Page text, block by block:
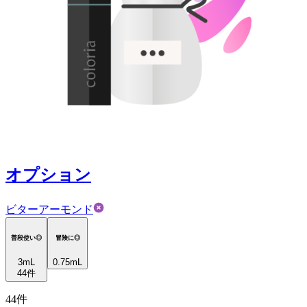
オプション
ビターアーモンド
普段使い◎
3mL
44件
冒険に◎
0.75mL
44件